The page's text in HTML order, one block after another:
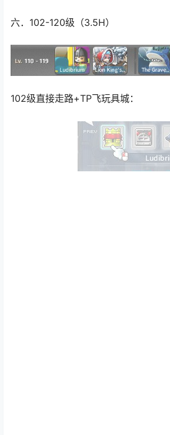
拉满经验BUFF，打这个怪一直升到101
100级点人物灯泡，完成四转。
六．102-120级（3.5H）
102级直接走路+TP飞玩具城：